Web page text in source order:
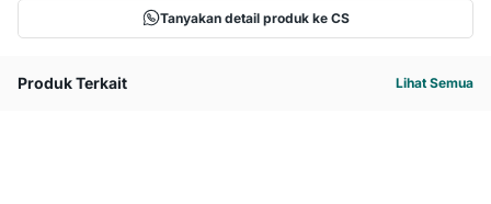
Tanyakan detail produk ke CS
Produk Terkait Lihat Semua